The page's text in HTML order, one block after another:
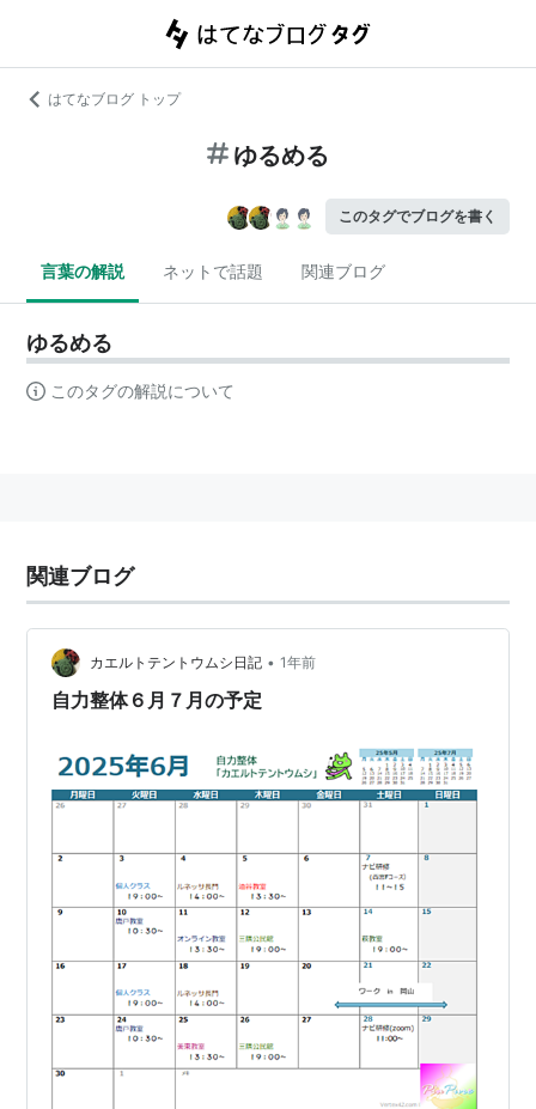
はてなブログ トップ
ゆるめる
このタグでブログを書く
言葉の解説 ネットで話題 関連ブログ
ゆるめる
このタグの解説について
関連ブログ
カエルトテントウムシ日記 • 1年前
自力整体６月７月の予定